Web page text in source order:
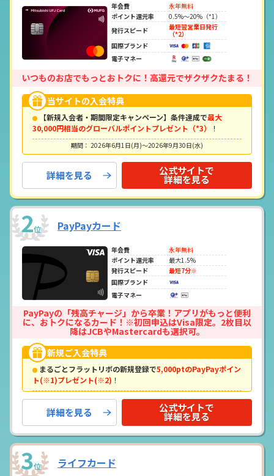
年会費
永年無料
ポイント還元率
0.5%〜20%（*1）
発行スピード
最短翌営業日発行
（*2）
国際ブランド
電子マネー
いつものお店でもっとおトクに！高還元でザクザクたまる！
当サイトの入会特典
【新規入会者・期間限定キャンペーン】条件達成で最大
30,000円相当のグローバルポイントプレゼント（*3）
！
期間： 2026年6月1日(月)～2026年9月30日(水)
詳細を見る 公式サイトで
詳細を見る
2位 PayPayカード
年会費
永年無料
ポイント還元率
最大1.5%
発行スピード
最短7分※
国際ブランド
電子マネー
PayPayの「残高チャージ」から卒業！アプリがもっと便利
に、おトクになるカード！※初回申込はVisa限定。2枚目以
降はJCBやMastercardも選択可。
新規ご入会特典
まるごとフラットリボの新規登録で5,000ptのPayPayポイン
ト(※1)プレゼント(※2) ！
詳細を見る 公式サイトで
詳細を見る
3位 ライフカード